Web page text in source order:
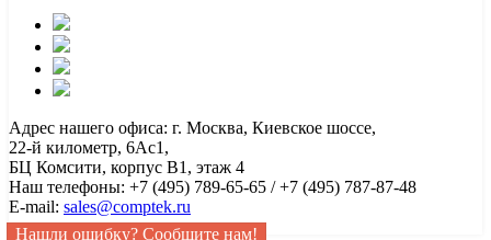
Адрес нашего офиса: г. Москва, Киевское шоссе,
22-й километр, 6Ас1,
БЦ Комсити, корпус B1, этаж 4
Наш телефоны: +7 (495) 789-65-65 / +7 (495) 787-87-48
E-mail: sales@comptek.ru
Нашли ошибку? Сообщите нам!